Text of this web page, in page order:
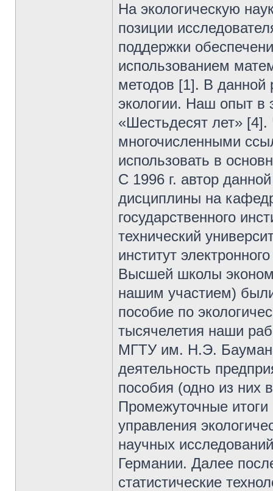
На экологическую
позиции
поддержки
использованием
методов [1]. В данной
экологии. Наш опыт в
«Шестьдесят лет»
многочисленными
использовать в
C 1996 г. автор
дисциплины на
государственного
технический
институт
Высшей школы
нашим участием)
пособие по
тысячелетия наши
МГТУ им. Н.Э.
деятельность
пособия (одно из них
Промежуточные
управления
научных
Германии. Далее
статистические